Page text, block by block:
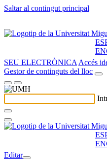
Saltar al contingut principal
SEU ELECTRÒNICA Accés
Gestor de continguts del lloc
Editar